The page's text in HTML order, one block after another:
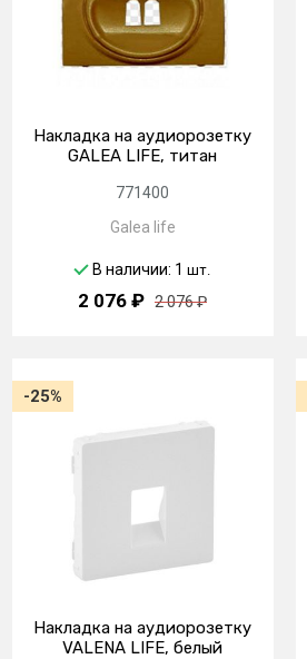
Накладка на аудиорозетку
GALEA LIFE, титан
771400
Galea life
В наличии: 1шт.
2 076 ₽ 2 076 ₽
-25%
Накладка на аудиорозетку
VALENA LIFE, белый